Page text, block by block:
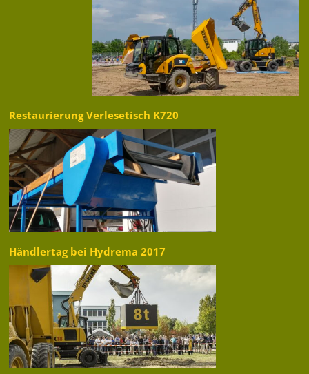
Restaurierung Verlesetisch K720
Händlertag bei Hydrema 2017